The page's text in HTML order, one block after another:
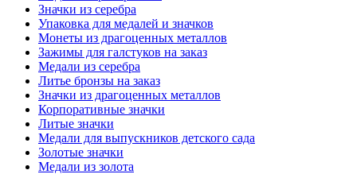
Значки из серебра
Упаковка для медалей и значков
Монеты из драгоценных металлов
Зажимы для галстуков на заказ
Медали из серебра
Литье бронзы на заказ
Значки из драгоценных металлов
Корпоративные значки
Литые значки
Медали для выпускников детского сада
Золотые значки
Медали из золота